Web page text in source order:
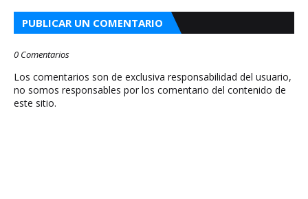
PUBLICAR UN COMENTARIO
0 Comentarios
Los comentarios son de exclusiva responsabilidad del usuario,
no somos responsables por los comentario del contenido de
este sitio.